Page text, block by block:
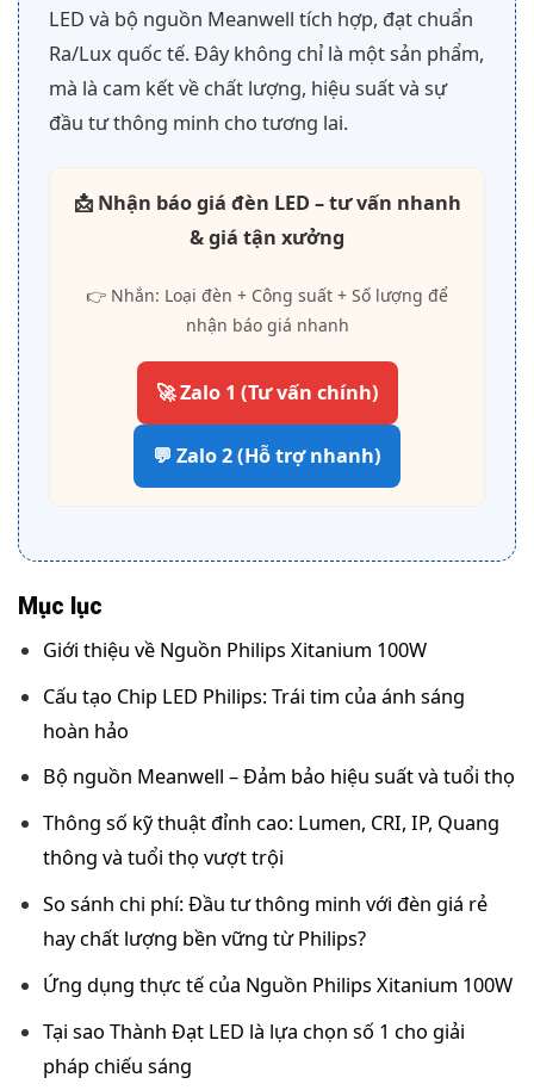
LED và bộ nguồn Meanwell tích hợp, đạt chuẩn
Ra/Lux quốc tế. Đây không chỉ là một sản phẩm,
mà là cam kết về chất lượng, hiệu suất và sự
đầu tư thông minh cho tương lai.
📩 Nhận báo giá đèn LED – tư vấn nhanh
& giá tận xưởng
👉 Nhắn: Loại đèn + Công suất + Số lượng để
nhận báo giá nhanh
🚀 Zalo 1 (Tư vấn chính)
💬 Zalo 2 (Hỗ trợ nhanh)
Mục lục
Giới thiệu về Nguồn Philips Xitanium 100W
Cấu tạo Chip LED Philips: Trái tim của ánh sáng
hoàn hảo
Bộ nguồn Meanwell – Đảm bảo hiệu suất và tuổi thọ
Thông số kỹ thuật đỉnh cao: Lumen, CRI, IP, Quang
thông và tuổi thọ vượt trội
So sánh chi phí: Đầu tư thông minh với đèn giá rẻ
hay chất lượng bền vững từ Philips?
Ứng dụng thực tế của Nguồn Philips Xitanium 100W
Tại sao Thành Đạt LED là lựa chọn số 1 cho giải
pháp chiếu sáng